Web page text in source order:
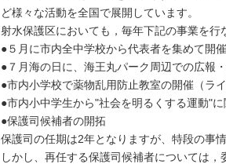
ど様々な活動を全国で展開しています。
射水保護区においても，毎年下記の事業を行
●５月に市内全中学校から代表者を集めて開
●７月海の日に、海王丸パーク周辺での広報
●市内小学校で薬物乱用防止教室の開催（ラ
●市内小中学生から"社会を明るくする運動"
●保護司候補者の開拓
保護司の任期は2年となりますが、特段の事
しかし、再任する保護司候補者については